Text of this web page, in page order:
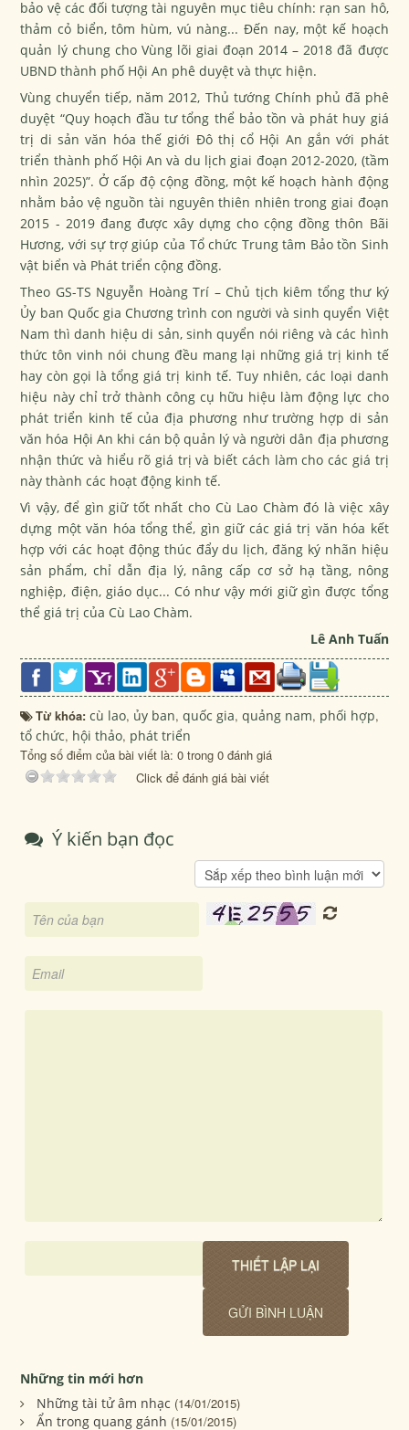
bảo vệ các đối tượng tài nguyên mục tiêu chính: rạn san hô,
thảm cỏ biển, tôm hùm, vú nàng... Đến nay, một kế hoạch
quản lý chung cho Vùng lõi giai đoạn 2014 – 2018 đã được
UBND thành phố Hội An phê duyệt và thực hiện.
Vùng chuyển tiếp, năm 2012, Thủ tướng Chính phủ đã phê
duyệt “Quy hoạch đầu tư tổng thể bảo tồn và phát huy giá
trị di sản văn hóa thế giới Đô thị cổ Hội An gắn với phát
triển thành phố Hội An và du lịch giai đoạn 2012-2020, (tầm
nhìn 2025)”. Ở cấp độ cộng đồng, một kế hoạch hành động
nhằm bảo vệ nguồn tài nguyên thiên nhiên trong giai đoạn
2015 - 2019 đang được xây dựng cho cộng đồng thôn Bãi
Hương, với sự trợ giúp của Tổ chức Trung tâm Bảo tồn Sinh
vật biển và Phát triển cộng đồng.
Theo GS-TS Nguyễn Hoàng Trí – Chủ tịch kiêm tổng thư ký
Ủy ban Quốc gia Chương trình con người và sinh quyển Việt
Nam thì danh hiệu di sản, sinh quyển nói riêng và các hình
thức tôn vinh nói chung đều mang lại những giá trị kinh tế
hay còn gọi là tổng giá trị kinh tế. Tuy nhiên, các loại danh
hiệu này chỉ trở thành công cụ hữu hiệu làm động lực cho
phát triển kinh tế của địa phương như trường hợp di sản
văn hóa Hội An khi cán bộ quản lý và người dân địa phương
nhận thức và hiểu rõ giá trị và biết cách làm cho các giá trị
này thành các hoạt động kinh tế.
Vì vậy, để gìn giữ tốt nhất cho Cù Lao Chàm đó là việc xây
dựng một văn hóa tổng thể, gìn giữ các giá trị văn hóa kết
hợp với các hoạt động thúc đẩy du lịch, đăng ký nhãn hiệu
sản phẩm, chỉ dẫn địa lý, nâng cấp cơ sở hạ tầng, nông
nghiệp, điện, giáo dục... Có như vậy mới giữ gìn được tổng
thể giá trị của Cù Lao Chàm.
Lê Anh Tuấn
Từ khóa:cù lao, ủy ban,quốc gia,quảng nam, phối hợp,
tổ chức, hội thảo, phát triển
Tổng số điểm của bài viết là: 0 trong 0 đánh giá
Click để đánh giá bài viết
Ý kiến bạn đọc
Những tin mới hơn
Những tài tử âm nhạc (14/01/2015)
Ẩn trong quang gánh (15/01/2015)